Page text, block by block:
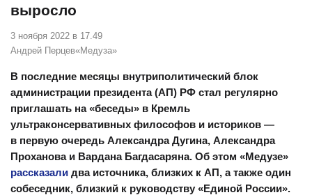
выросло
3 ноября 2022 в 17.49
Андрей Перцев«Медуза»
В последние месяцы внутриполитический блок
администрации президента (АП) РФ стал регулярно
приглашать на «беседы» в Кремль
ультраконсервативных философов и историков —
в первую очередь Александра Дугина, Александра
Проханова и Вардана Багдасаряна. Об этом «Медузе»
рассказали два источника, близких к АП, а также один
собеседник, близкий к руководству «Единой России».